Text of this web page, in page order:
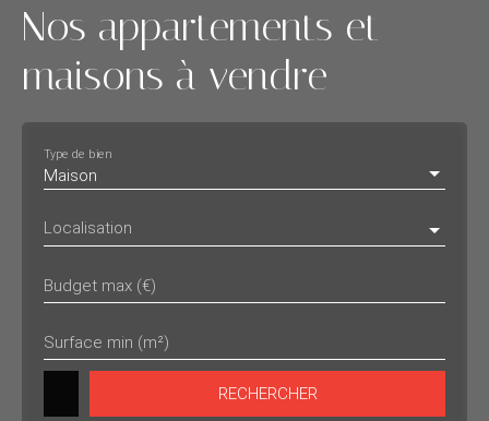
Nos appartements et
maisons à vendre
Maison
Type de bien
Localisation
Budget max (€)
Surface min (m²)
RECHERCHER